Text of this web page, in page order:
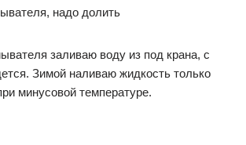
надо долить
заливаю воду из под крана, с
Зимой наливаю жидкость только
минусовой температуре.